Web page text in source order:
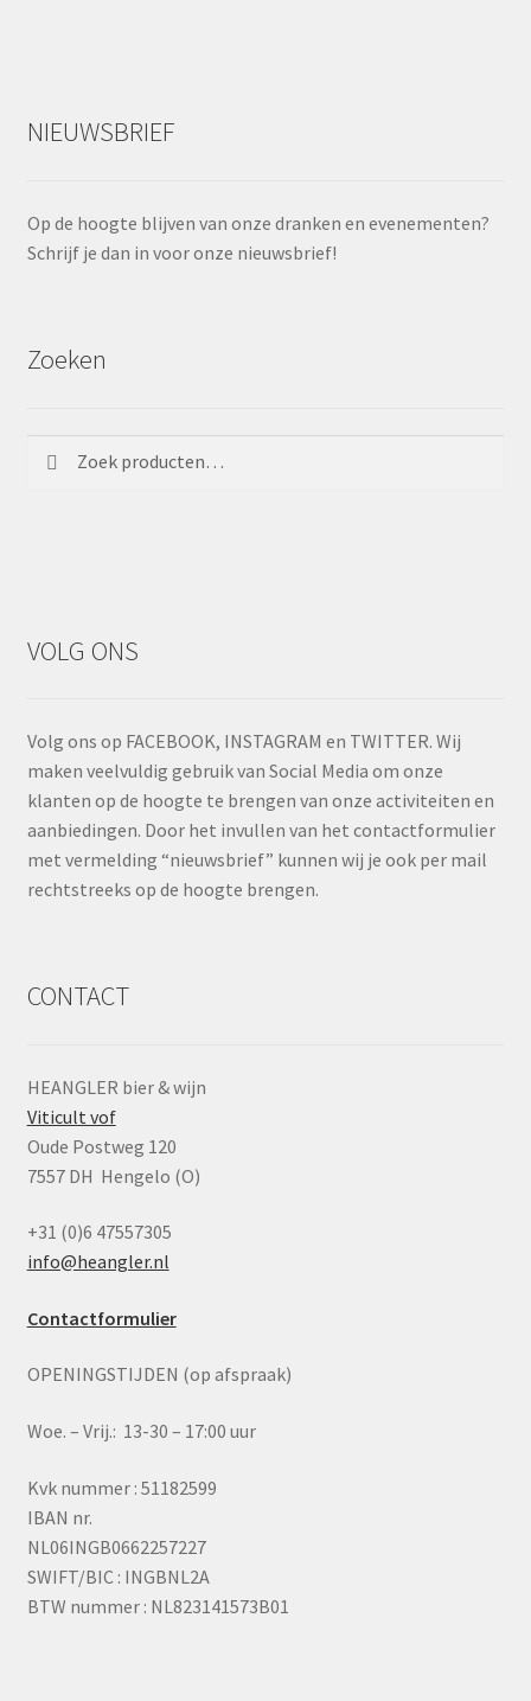
NIEUWSBRIEF
Op de hoogte blijven van onze dranken en evenementen?
Schrijf je dan in voor onze nieuwsbrief!
Zoeken
VOLG ONS
Volg ons op FACEBOOK, INSTAGRAM en TWITTER. Wij
maken veelvuldig gebruik van Social Media om onze
klanten op de hoogte te brengen van onze activiteiten en
aanbiedingen. Door het invullen van het contactformulier
met vermelding “nieuwsbrief” kunnen wij je ook per mail
rechtstreeks op de hoogte brengen.
CONTACT
HEANGLER bier & wijn
Viticult vof
Oude Postweg 120
7557 DH Hengelo (O)
+31 (0)6 47557305
info@heangler.nl
Contactformulier
OPENINGSTIJDEN (op afspraak)
Woe. – Vrij.: 13-30 – 17:00 uur
Kvk nummer : 51182599
IBAN nr.
NL06INGB0662257227
SWIFT/BIC : INGBNL2A
BTW nummer : NL823141573B01